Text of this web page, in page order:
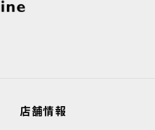
店舗情報